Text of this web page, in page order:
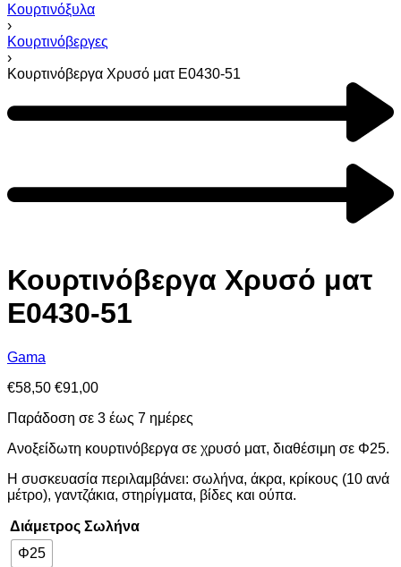
Κουρτινόξυλα
›
Κουρτινόβεργες
›
Κουρτινόβεργα Χρυσό ματ E0430-51
Κουρτινόβεργα Χρυσό ματ
E0430-51
Gama
€58,50 €91,00
Παράδοση σε 3 έως 7 ημέρες
Ανοξείδωτη κουρτινόβεργα σε χρυσό ματ, διαθέσιμη σε Φ25.
Η συσκευασία περιλαμβάνει: σωλήνα, άκρα, κρίκους (10 ανά
μέτρο), γαντζάκια, στηρίγματα, βίδες και ούπα.
Διάμετρος Σωλήνα
Φ25